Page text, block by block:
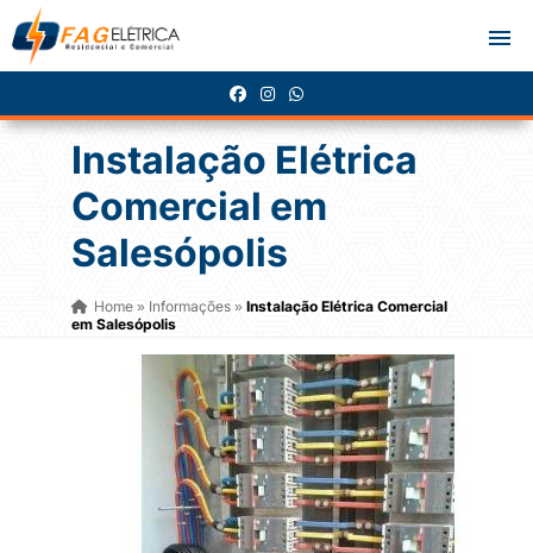
Instalação Elétrica
Comercial em
Salesópolis
Home» Informações » Instalação Elétrica Comercial
em Salesópolis